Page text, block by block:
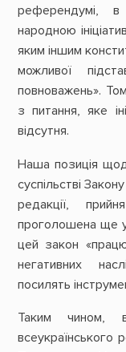
референдумі,
народною
яким іншим
можливої
повноважень».
з питання, яке
відсутня.
Наша позиція
суспільстві
редакції,
проголошена ще
цей закон
негативних
посилять
Таким чином,
всеукраїнського